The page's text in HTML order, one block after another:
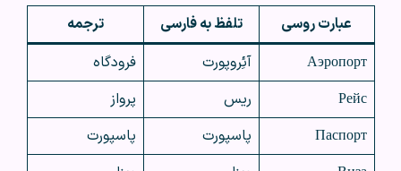
عبارت روسی تلفظ به فارسی
ترجمه
Аэропорт
آئِروپورت
فرودگاه
Рейс
ریس
پرواز
Паспорт
پاسپورت
پاسپورت